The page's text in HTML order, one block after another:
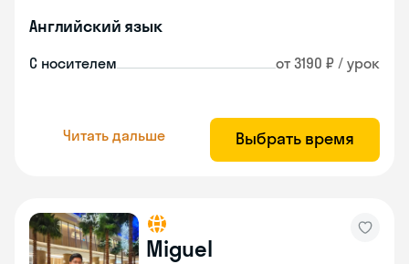
Английский язык
С носителем от 3190 ₽ / урок
Читать дальше Выбрать время
Miguel